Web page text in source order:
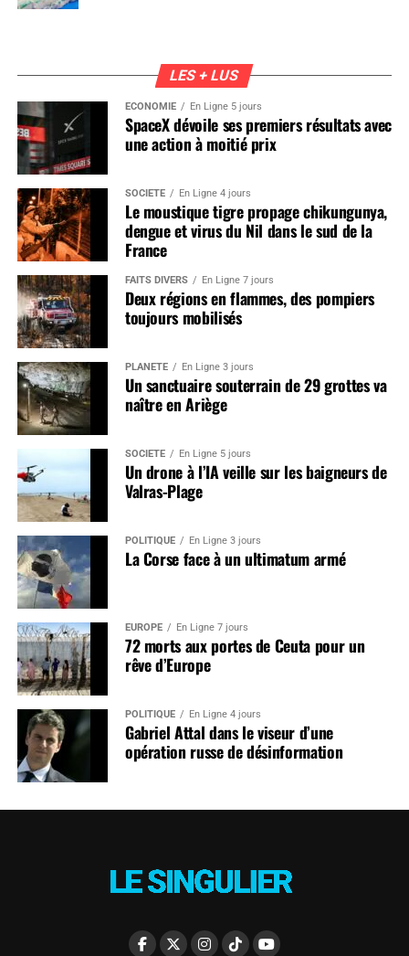
LES + LUS
ÉCONOMIE En Ligne 5 jours
SpaceX dévoile ses premiers résultats avec
une action à moitié prix
SOCIÉTÉ En Ligne 4 jours
Le moustique tigre propage chikungunya,
dengue et virus du Nil dans le sud de la
France
FAITS DIVERS En Ligne 7 jours
Deux régions en flammes, des pompiers
toujours mobilisés
PLANÈTE En Ligne 3 jours
Un sanctuaire souterrain de 29 grottes va
naître en Ariège
SOCIÉTÉ En Ligne 5 jours
Un drone à l’IA veille sur les baigneurs de
Valras-Plage
POLITIQUE En Ligne 3 jours
La Corse face à un ultimatum armé
EUROPE En Ligne 7 jours
72 morts aux portes de Ceuta pour un
rêve d’Europe
POLITIQUE En Ligne 4 jours
Gabriel Attal dans le viseur d’une
opération russe de désinformation